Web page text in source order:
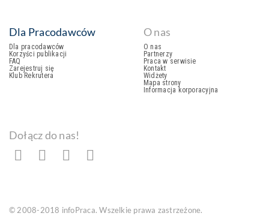
Dla Pracodawców
Dla pracodawców
Korzyści publikacji
FAQ
Zarejestruj się
Klub Rekrutera
O nas
O nas
Partnerzy
Praca w serwisie
Kontakt
Widżety
Mapa strony
Informacja korporacyjna
Dołącz do nas!
© 2008-2018 infoPraca. Wszelkie prawa zastrzeżone.